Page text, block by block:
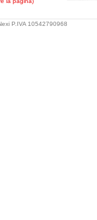
P.IVA 10542790968